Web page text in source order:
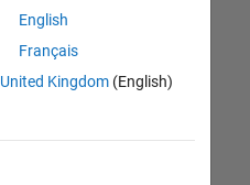
English
Français
United Kingdom(English)